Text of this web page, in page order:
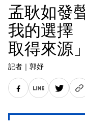
孟耿如發
我的選擇
取得來源」
記者 ｜ 郭妤